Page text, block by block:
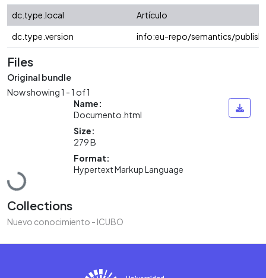
dc.type.local
Artículo
dc.type.version
info:eu-repo/semantics/
Files
Original bundle
Now showing1 - 1 of 1
Loading...
Name:
Documento.html
Size:
279 B
Format:
Hypertext Markup Language
Collections
Nuevo conocimiento - ICUBO